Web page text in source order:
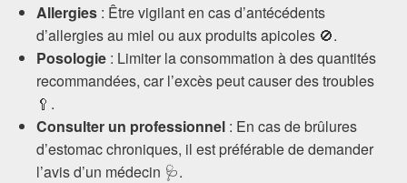
Allergies : Être vigilant en cas d’antécédents
d’allergies au miel ou aux produits apicoles 🚫.
Posologie : Limiter la consommation à des quantités
recommandées, car l’excès peut causer des troubles
🥄.
Consulter un professionnel : En cas de brûlures
d’estomac chroniques, il est préférable de demander
l’avis d’un médecin 🩺.